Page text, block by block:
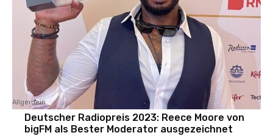
Allgemein
Deutscher Radiopreis 2023: Reece Moore von
bigFM als Bester Moderator ausgezeichnet